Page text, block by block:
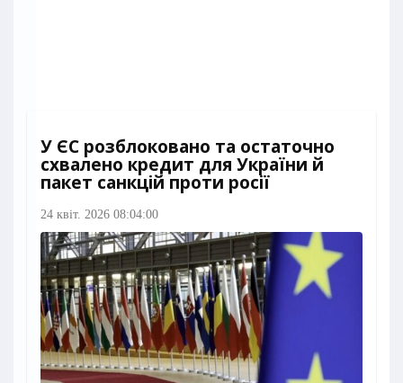
У ЄС розблоковано та остаточно
схвалено кредит для України й
пакет санкцій проти росії
24 квіт. 2026 08:04:00